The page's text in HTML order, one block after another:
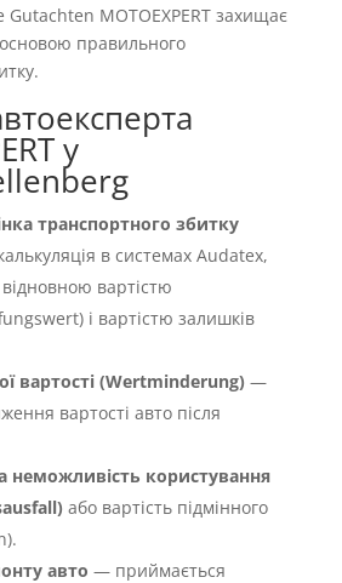
Gutachten MOTOEXPERT захищає
основою правильного
у
транспортного збитку
в системах Audatex,
вартістю
і вартістю залишків
вартості (Wertminderung) —
вартості авто після
неможливість користування
або вартість підмінного
авто — приймається